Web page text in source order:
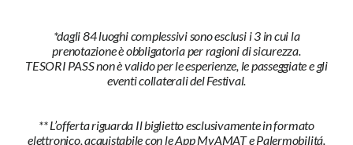
*dagli 84 luoghi complessivi sono esclusi i 3 in cui la
prenotazione è obbligatoria per ragioni di sicurezza.
TESORI PASS non è valido per le esperienze, le passeggiate e gli
eventi collaterali del Festival.
** L’offerta riguarda Il biglietto esclusivamente in formato
elettronico, acquistabile con le App MyAMAT e Palermobilitá.